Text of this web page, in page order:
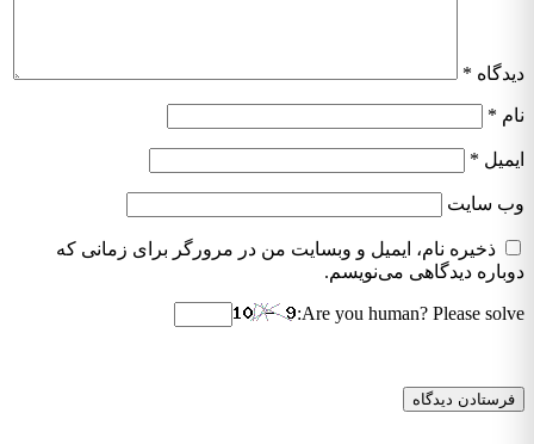
دیدگاه *
نام *
ایمیل *
وب‌ سایت
ذخیره نام، ایمیل و وبسایت من در مرورگر برای زمانی که
دوباره دیدگاهی می‌نویسم.
Are you human? Please solve: